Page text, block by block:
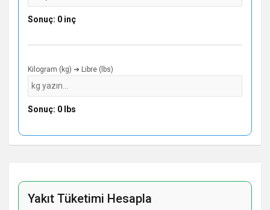
Sonuç: 0 inç
Kilogram (kg) ➔ Libre (lbs)
Sonuç: 0 lbs
Yakıt Tüketimi Hesapla